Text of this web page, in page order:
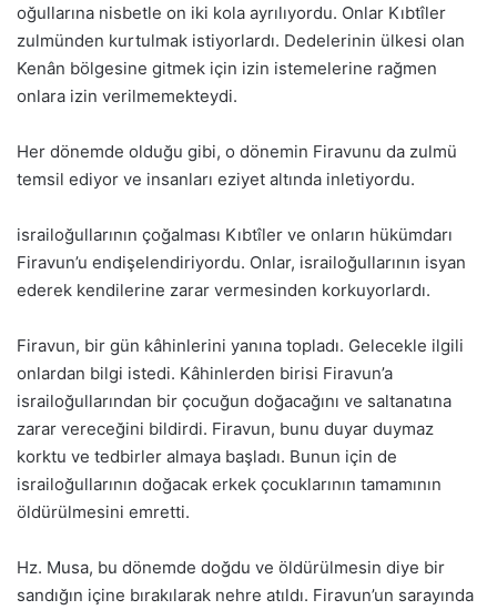
oğullarına nisbetle on iki kola ayrılıyordu. Onlar Kıbtîler
zulmünden kurtulmak istiyorlardı. Dedelerinin ülkesi olan
Kenân bölgesine gitmek için izin istemelerine rağmen
onlara izin verilmemekteydi.
Her dönemde olduğu gibi, o dönemin Firavunu da zulmü
temsil ediyor ve insanları eziyet altında inletiyordu.
israiloğullarının çoğalması Kıbtîler ve onların hükümdarı
Firavun’u endişelendiriyordu. Onlar, israiloğullarının isyan
ederek kendilerine zarar vermesinden korkuyorlardı.
Firavun, bir gün kâhinlerini yanına topladı. Gelecekle ilgili
onlardan bilgi istedi. Kâhinlerden birisi Firavun’a
israiloğullarından bir çocuğun doğacağını ve saltanatına
zarar vereceğini bildirdi. Firavun, bunu duyar duymaz
korktu ve tedbirler almaya başladı. Bunun için de
israiloğullarının doğacak erkek çocuklarının tamamının
öldürülmesini emretti.
Hz. Musa, bu dönemde doğdu ve öldürülmesin diye bir
sandığın içine bırakılarak nehre atıldı. Firavun’un sarayında